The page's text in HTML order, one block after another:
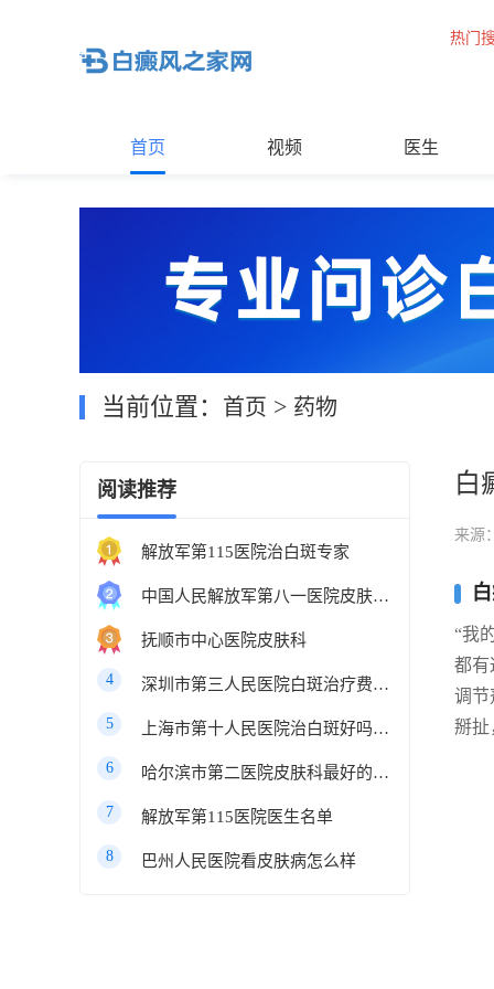
热门
首页 视频 医生
当前位置： 首页 > 药物
阅读推荐
解放军第115医院治白斑专家
中国人民解放军第八一医院皮肤科最好的医生
抚顺市中心医院皮肤科
4 深圳市第三人民医院白斑治疗费用多少
5 上海市第十人民医院治白斑好吗知乎
6 哈尔滨市第二医院皮肤科最好的医生
7 解放军第115医院医生名单
8 巴州人民医院看皮肤病怎么样
白
来源：
“我
都有
调节
掰扯